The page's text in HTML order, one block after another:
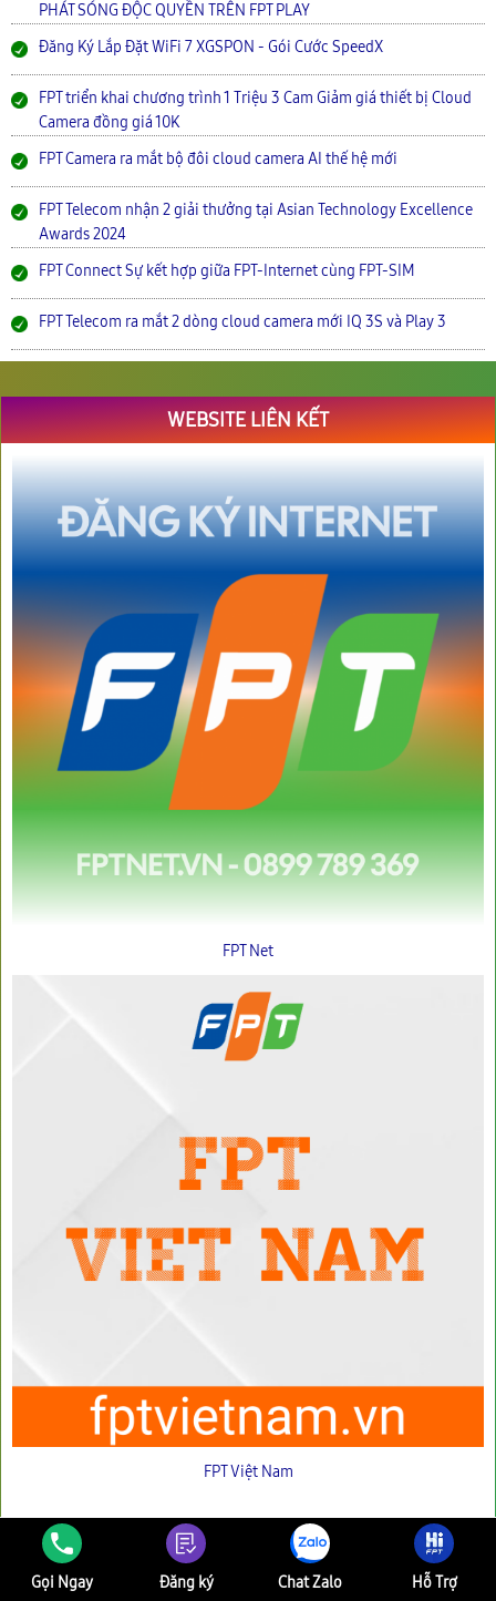
PHÁT SÓNG ĐỘC QUYỀN TRÊN FPT PLAY
Đăng Ký Lắp Đặt WiFi 7 XGSPON - Gói Cước SpeedX
FPT triển khai chương trình 1 Triệu 3 Cam Giảm giá thiết bị Cloud
Camera đồng giá 10K
FPT Camera ra mắt bộ đôi cloud camera AI thế hệ mới
FPT Telecom nhận 2 giải thưởng tại Asian Technology Excellence
Awards 2024
FPT Connect Sự kết hợp giữa FPT-Internet cùng FPT-SIM
FPT Telecom ra mắt 2 dòng cloud camera mới IQ 3S và Play 3
WEBSITE LIÊN KẾT
FPT Net
FPT Việt Nam
Gọi Ngay Đăng ký Chat Zalo Hỗ Trợ